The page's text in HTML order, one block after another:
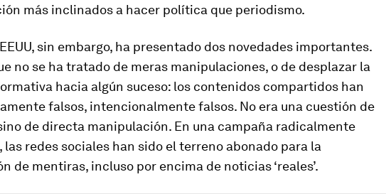
más inclinados a hacer política que periodismo.
sin embargo, ha presentado dos novedades importantes.
no se ha tratado de meras manipulaciones, o de desplazar la
hacia algún suceso: los contenidos compartidos han
falsos, intencionalmente falsos. No era una cuestión de
de directa manipulación. En una campaña radicalmente
las redes sociales han sido el terreno abonado para la
de mentiras, incluso por encima de noticias ‘reales’.